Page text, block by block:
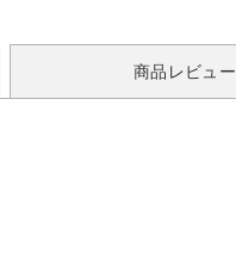
商品レビュー